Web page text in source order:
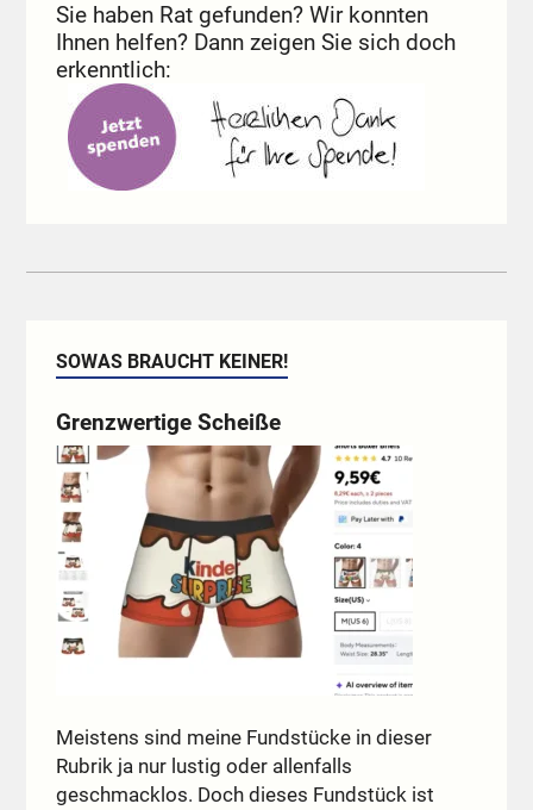
Sie haben Rat gefunden? Wir konnten
Ihnen helfen? Dann zeigen Sie sich doch
erkenntlich:
SOWAS BRAUCHT KEINER!
Grenzwertige Scheiße
Meistens sind meine Fundstücke in dieser
Rubrik ja nur lustig oder allenfalls
geschmacklos. Doch dieses Fundstück ist